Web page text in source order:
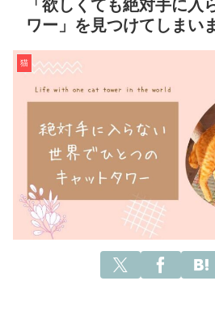
「欲しくても絶対手に入
ワー」を見つけてしまい
猫